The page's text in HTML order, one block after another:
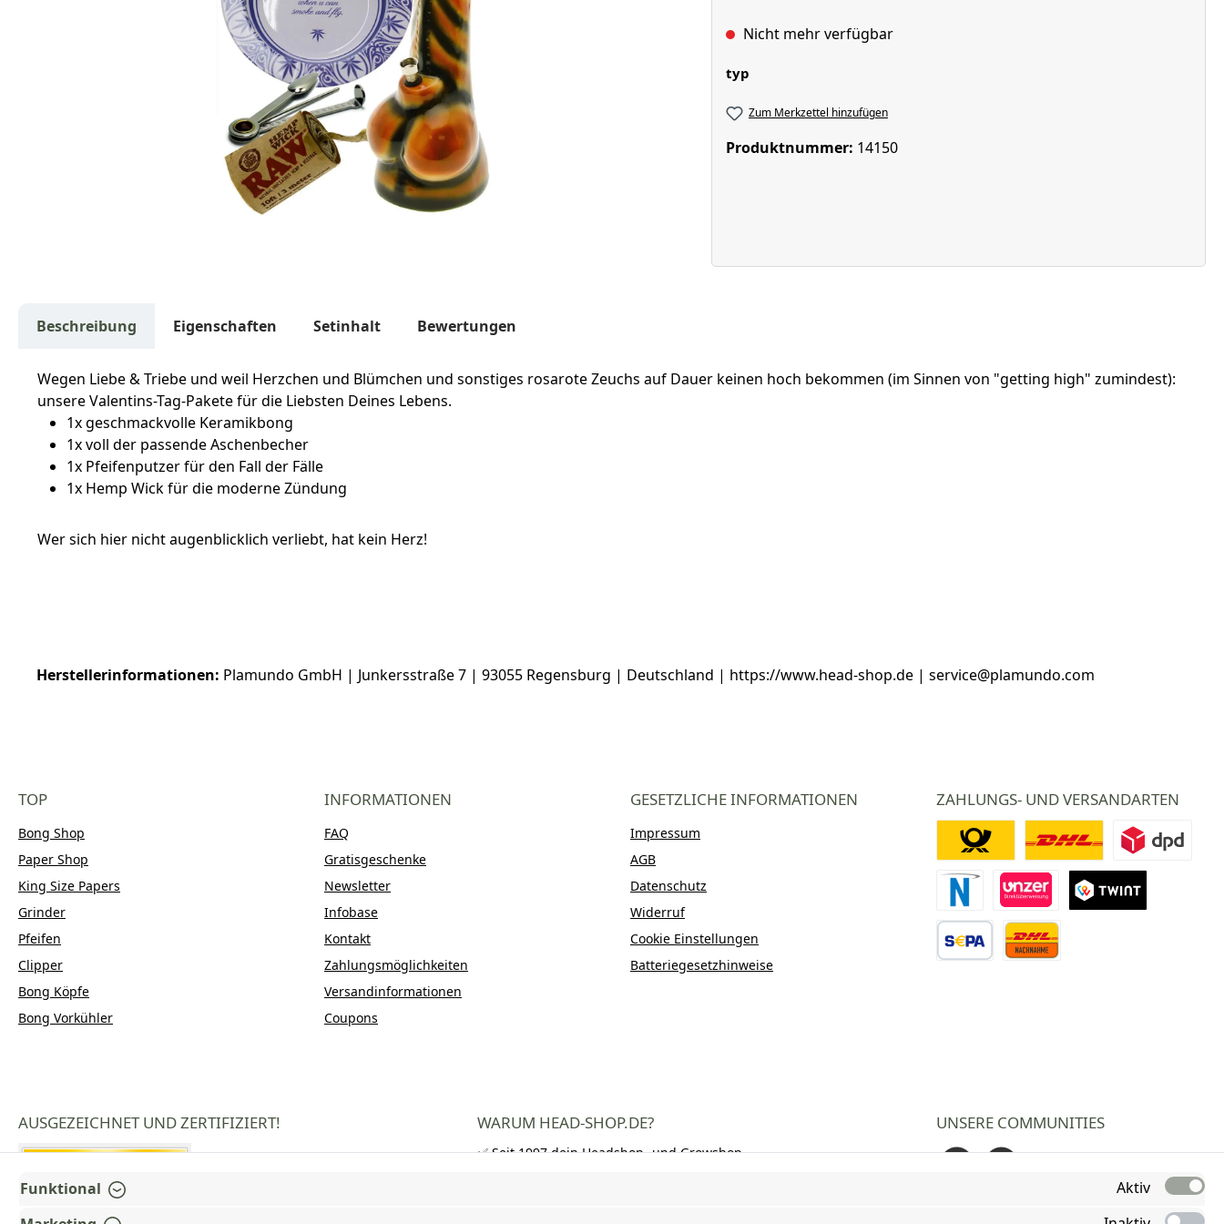
Nicht mehr verfügbar
typauswählen
Zum Merkzettel hinzufügen
Produktnummer: 14150
Beschreibung Eigenschaften Setinhalt Bewertungen
Wegen Liebe & Triebe und weil Herzchen und Blümchen und sonstiges rosarote Zeuchs auf Dauer keinen hoch bekommen (im Sinnen von "getting high" zumindest):
unsere Valentins-Tag-Pakete für die Liebsten Deines Lebens.
1x geschmackvolle Keramikbong
1x voll der passende Aschenbecher
1x Pfeifenputzer für den Fall der Fälle
1x Hemp Wick für die moderne Zündung
Wer sich hier nicht augenblicklich verliebt, hat kein Herz!
Herstellerinformationen: Plamundo GmbH | Junkersstraße 7 | 93055 Regensburg | Deutschland | https://www.head-shop.de | service@plamundo.com
TOP
Bong Shop
Paper Shop
King Size Papers
Grinder
Pfeifen
Clipper
Bong Köpfe
Bong Vorkühler
INFORMATIONEN
FAQ
Gratisgeschenke
Newsletter
Infobase
Kontakt
Zahlungsmöglichkeiten
Versandinformationen
Coupons
GESETZLICHE INFORMATIONEN
Impressum
AGB
Datenschutz
Widerruf
Cookie Einstellungen
Batteriegesetzhinweise
ZAHLUNGS- UND VERSANDARTEN
Novalnet ZahlungDirektüberweisung
Deutsche PostDHL DPD
AUSGEZEICHNET UND ZERTIFIZIERT! WARUM HEAD-SHOP.DE?
✅ Seit 1997 dein Headshop- und Growshop-
UNSERE COMMUNITIES
Funktional
Aktiv